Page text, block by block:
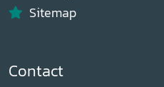
Sitemap
Contact